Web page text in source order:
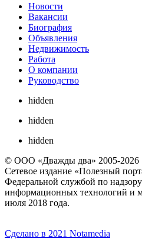
Новости
Вакансии
Биография
Объявления
Недвижимость
Работа
О компании
Руководство
hidden
hidden
hidden
© ООО «Дважды два» 2005-2026
Сетевое издание «Полезный
Федеральной службой по надзору
информационных технологий и
июля 2018 года.
Сделано в 2021 Notamedia